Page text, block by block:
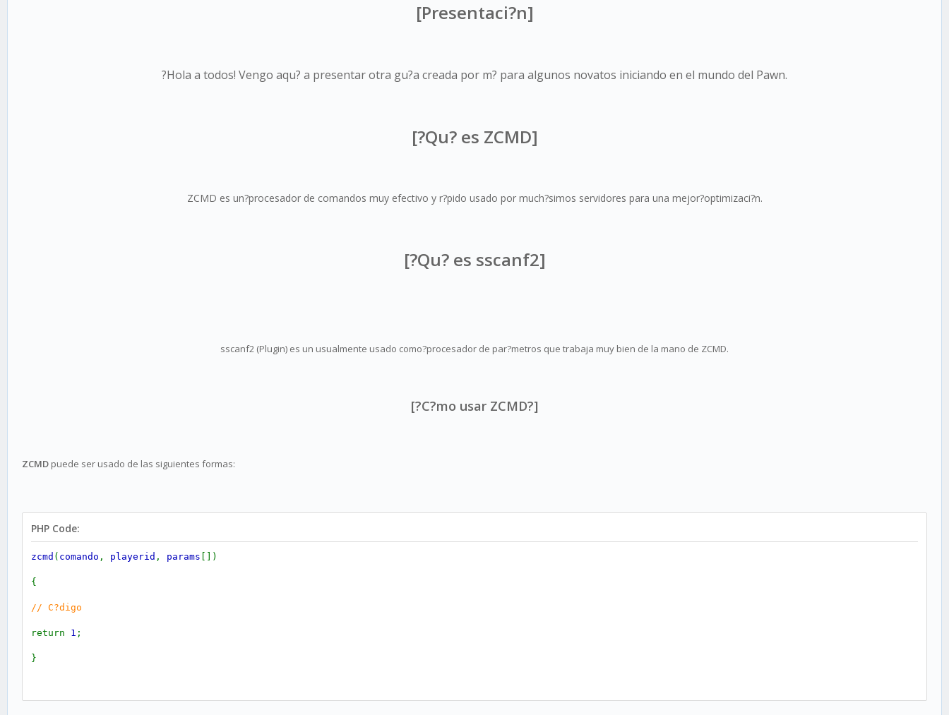
[Presentaci?n]
?Hola a todos! Vengo aqu? a presentar otra gu?a creada por m? para algunos novatos iniciando en el mundo del Pawn.
[?Qu? es ZCMD]
ZCMD es un?procesador de comandos muy efectivo y r?pido usado por much?simos servidores para una mejor?optimizaci?n.
[?Qu? es sscanf2]
sscanf2 (Plugin) es un usualmente usado como?procesador de par?metros que trabaja muy bien de la mano de ZCMD.
[?C?mo usar ZCMD?]
ZCMD puede ser usado de las siguientes formas:
PHP Code:
zcmd ( comando , playerid , params [])
{
// C?digo
return 1 ;
}